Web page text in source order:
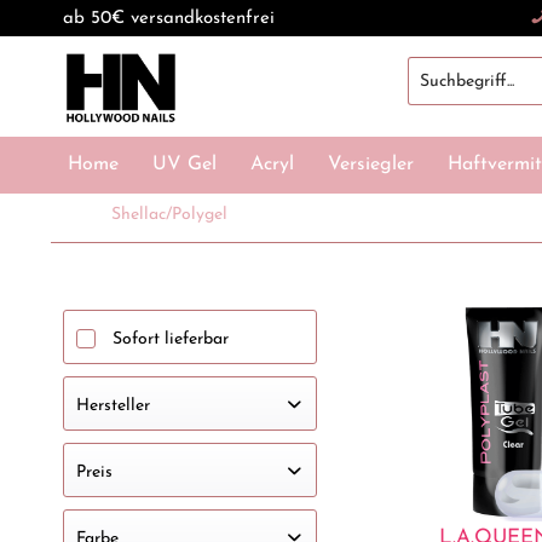
ab 50€ versandkostenfrei
Home UV Gel Acryl Versiegler
Shellac/Polygel
Sofort lieferbar
Hersteller
Preis